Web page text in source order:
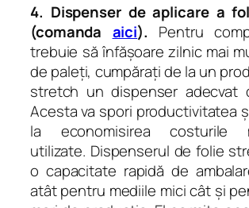
4. Dispenser de aplicare a
(comanda aici). Pentru
trebuie să înfășoare zilnic mai
de paleți, cumpărați de la un
stretch un dispenser adecvat
Acesta va spori productivitatea
la economisirea costurile
utilizate. Dispenserul de folie
o capacitate rapidă de
atât pentru mediile mici cât și